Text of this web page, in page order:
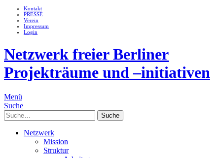
Kontakt
PRESSE
Verein
Impressum
Login
Netzwerk freier Berliner
Projekträume und –initiativen
Menü
Suche
Suche
Netzwerk
Mission
Struktur